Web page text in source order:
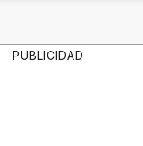
PUBLICIDAD